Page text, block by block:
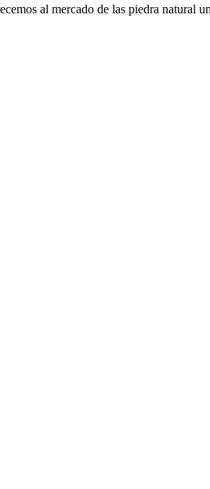
al mercado de las piedra